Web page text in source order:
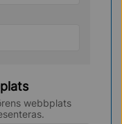
webbplats